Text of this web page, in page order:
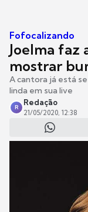
Fofocalizando
Joelma faz
mostrar
A cantora já está
linda em sua live
R
Redação
21/05/2020, 12:38